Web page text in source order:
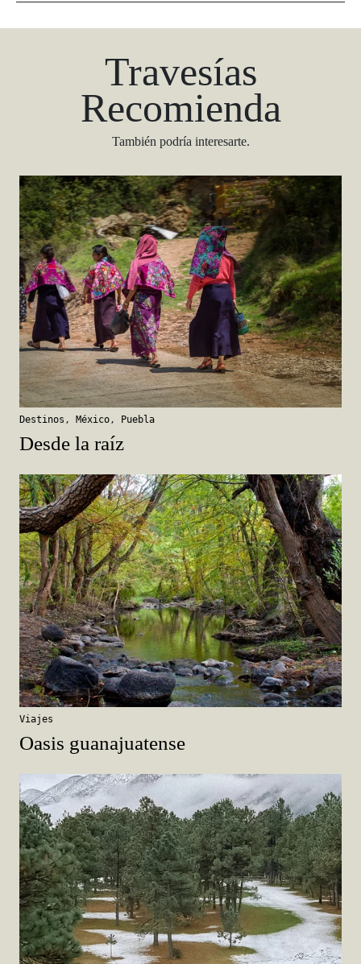
Travesías
Recomienda
Destinos,México,Puebla
Desde la raíz
Viajes
Oasis guanajuatense